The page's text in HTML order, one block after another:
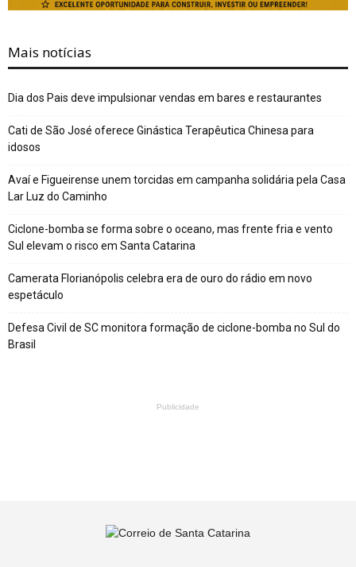
Mais notícias
Dia dos Pais deve impulsionar vendas em bares e restaurantes
Cati de São José oferece Ginástica Terapêutica Chinesa para
idosos
Avaí e Figueirense unem torcidas em campanha solidária pela Casa
Lar Luz do Caminho
Ciclone-bomba se forma sobre o oceano, mas frente fria e vento
Sul elevam o risco em Santa Catarina
Camerata Florianópolis celebra era de ouro do rádio em novo
espetáculo
Defesa Civil de SC monitora formação de ciclone-bomba no Sul do
Brasil
Publicidade